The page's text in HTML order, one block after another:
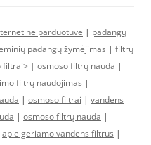
parduotuve | padangų
padangų žymėjimas | filtrų
filtrai> | osmoso filtrų nauda |
filtrų naudojimas |
| osmoso filtrai | vandens
| osmoso filtrų nauda |
apie geriamo vandens filtrus |